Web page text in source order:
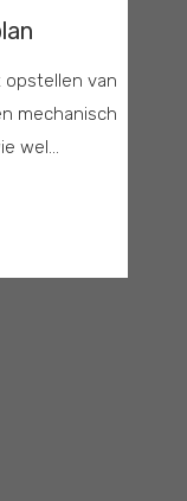
opstellen van
mechanisch
wel...